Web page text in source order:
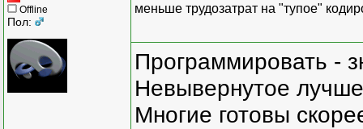
Offline
Пол:
меньше трудозатрат на "тупое"
Программировать -
Невывернутое
Многие готовы